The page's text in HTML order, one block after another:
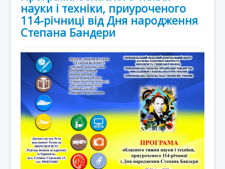
науки і техніки, приуроченого
114-річниці від Дня народження
Степана Бандери